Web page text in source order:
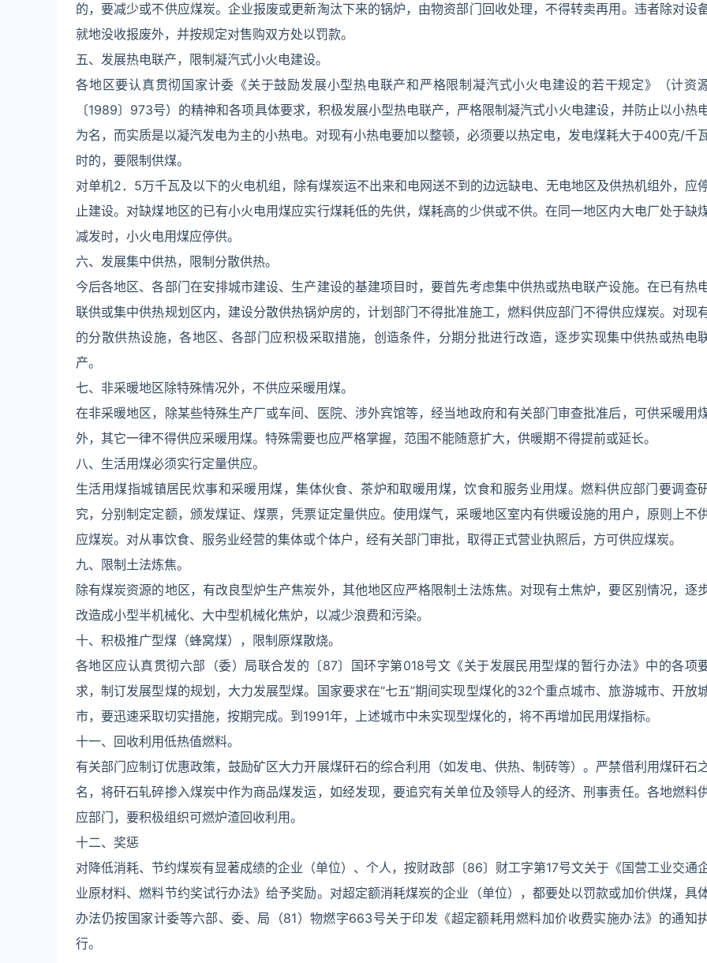
的，要减少或不供应煤炭。企业报废或更新淘汰下来的锅炉，由物资部门回收处理，不得转卖再用。违者除对设
就地没收报废外，并按规定对售购双方处以罚款。
五、发展热电联产，限制凝汽式小火电建设。
各地区要认真贯彻国家计委《关于鼓励发展小型热电联产和严格限制凝汽式小火电建设的若干规定》（计资
〔1989〕973号）的精神和各项具体要求，积极发展小型热电联产，严格限制凝汽式小火电建设，并防止以小热
为名，而实质是以凝汽发电为主的小热电。对现有小热电要加以整顿，必须要以热定电，发电煤耗大于400克/千
时的，要限制供煤。
对单机2．5万千瓦及以下的火电机组，除有煤炭运不出来和电网送不到的边远缺电、无电地区及供热机组外，应
止建设。对缺煤地区的已有小火电用煤应实行煤耗低的先供，煤耗高的少供或不供。在同一地区内大电厂处于缺
减发时，小火电用煤应停供。
六、发展集中供热，限制分散供热。
今后各地区、各部门在安排城市建设、生产建设的基建项目时，要首先考虑集中供热或热电联产设施。在已有热
联供或集中供热规划区内，建设分散供热锅炉房的，计划部门不得批准施工，燃料供应部门不得供应煤炭。对现
的分散供热设施，各地区、各部门应积极采取措施，创造条件，分期分批进行改造，逐步实现集中供热或热电
产。
七、非采暖地区除特殊情况外，不供应采暖用煤。
在非采暖地区，除某些特殊生产厂或车间、医院、涉外宾馆等，经当地政府和有关部门审查批准后，可供采暖用
外，其它一律不得供应采暖用煤。特殊需要也应严格掌握，范围不能随意扩大，供暖期不得提前或延长。
八、生活用煤必须实行定量供应。
生活用煤指城镇居民炊事和采暖用煤，集体伙食、茶炉和取暖用煤，饮食和服务业用煤。燃料供应部门要调查
究，分别制定定额，颁发煤证、煤票，凭票证定量供应。使用煤气，采暖地区室内有供暖设施的用户，原则上不
应煤炭。对从事饮食、服务业经营的集体或个体户，经有关部门审批，取得正式营业执照后，方可供应煤炭。
九、限制土法炼焦。
除有煤炭资源的地区，有改良型炉生产焦炭外，其他地区应严格限制土法炼焦。对现有土焦炉，要区别情况，逐
改造成小型半机械化、大中型机械化焦炉，以减少浪费和污染。
十、积极推广型煤（蜂窝煤），限制原煤散烧。
各地区应认真贯彻六部（委）局联合发的〔87〕国环字第018号文《关于发展民用型煤的暂行办法》中的各项
求，制订发展型煤的规划，大力发展型煤。国家要求在“七五”期间实现型煤化的32个重点城市、旅游城市、开放
市，要迅速采取切实措施，按期完成。到1991年，上述城市中未实现型煤化的，将不再增加民用煤指标。
十一、回收利用低热值燃料。
有关部门应制订优惠政策，鼓励矿区大力开展煤矸石的综合利用（如发电、供热、制砖等）。严禁借利用煤矸石
名，将矸石轧碎掺入煤炭中作为商品煤发运，如经发现，要追究有关单位及领导人的经济、刑事责任。各地燃料
应部门，要积极组织可燃炉渣回收利用。
十二、奖惩
对降低消耗、节约煤炭有显著成绩的企业（单位）、个人，按财政部〔86〕财工字第17号文关于《国营工业交通
业原材料、燃料节约奖试行办法》给予奖励。对超定额消耗煤炭的企业（单位），都要处以罚款或加价供煤，具
办法仍按国家计委等六部、委、局（81）物燃字663号关于印发《超定额耗用燃料加价收费实施办法》的通知
行。